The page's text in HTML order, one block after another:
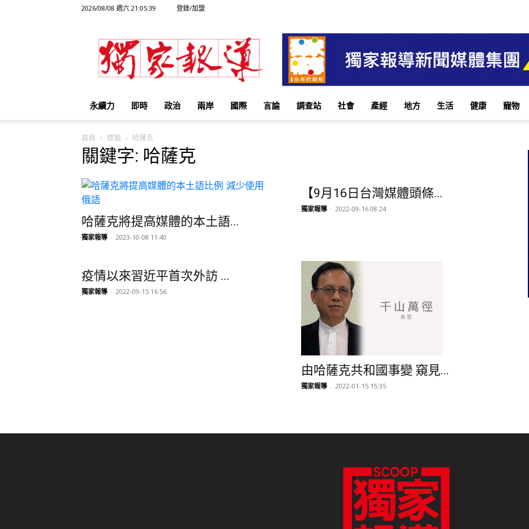
2026/08/08 週六 21:05:39 登錄/加盟
獨
家
報
永續力 即時 政治 兩岸 國際 言論 調查站 社會 產經 地方 生活 健康 寵物
首頁 標籤 哈薩克
關鍵字: 哈薩克
哈薩克將提高媒體的本土語...
獨家報導 - 2023-10-08 11:40
【9月16日台灣媒體頭條...
獨家報導 - 2022-09-16 08:24
疫情以來習近平首次外訪 ...
獨家報導 - 2022-09-15 16:56
由哈薩克共和國事變 窺見...
獨家報導 - 2022-01-15 15:35